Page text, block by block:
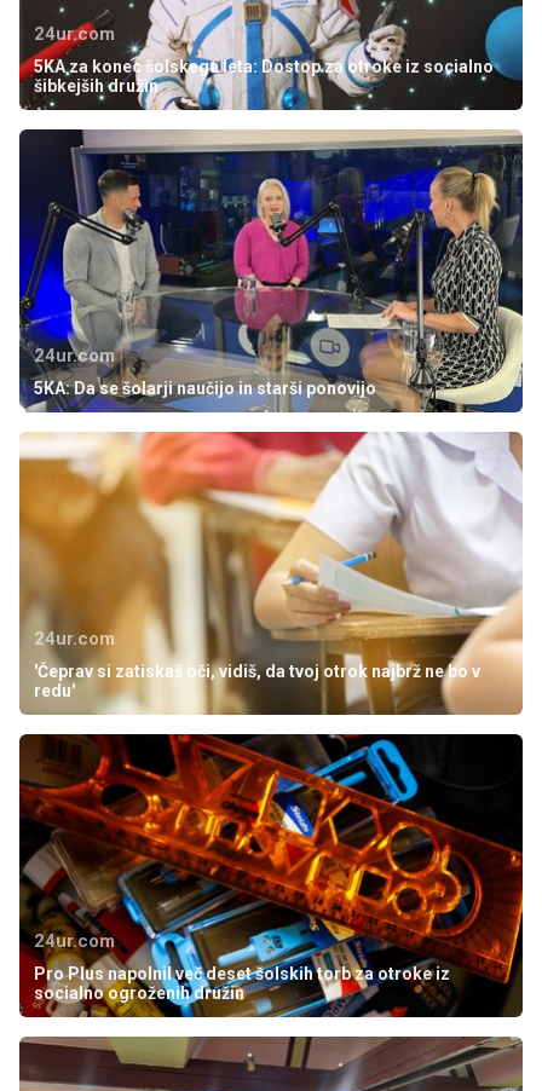
24ur.com
5KA za konec šolskega leta: Dostop za otroke iz socialno
šibkejših družin
24ur.com
5KA: Da se šolarji naučijo in starši ponovijo
24ur.com
'Čeprav si zatiskaš oči, vidiš, da tvoj otrok najbrž ne bo v
redu'
24ur.com
Pro Plus napolnil več deset šolskih torb za otroke iz
socialno ogroženih družin